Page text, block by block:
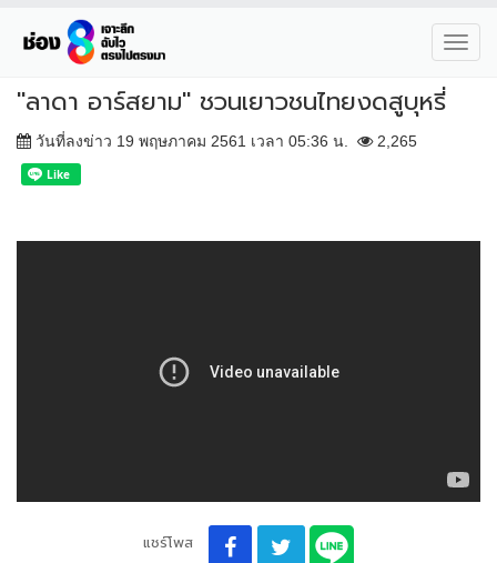
"ลาดา อาร์สยาม" ชวนเยาวชนไทยงดสูบุหรี่
วันที่ลงข่าว 19 พฤษภาคม 2561 เวลา 05:36 น. 2,265
แชร์โพส